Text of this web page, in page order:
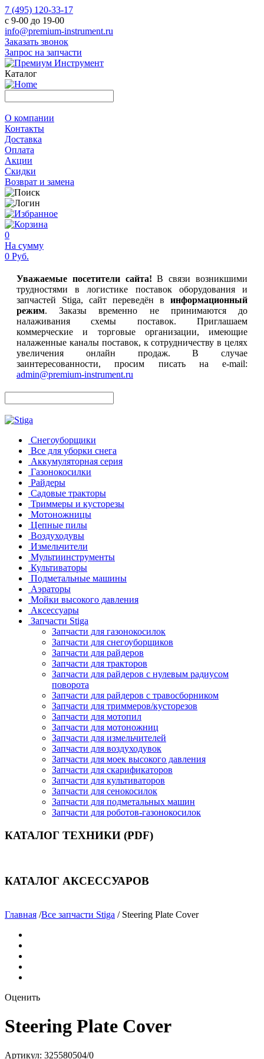
7 (495) 120-33-17
с 9-00 до 19-00
info@premium-instrument.ru
Заказать звонок
Запрос на запчасти
Каталог
О компании
Контакты
Доставка
Оплата
Акции
Скидки
Возврат и замена
0
На сумму
0 Руб.
Уважаемые посетители сайта! В связи возникшими
трудностями в логистике поставок оборудования и
запчастей Stiga, сайт переведён в информационный
режим. Заказы временно не принимаются до
налаживания схемы поставок. Приглашаем
коммерческие и торговые организации, имеющие
налаженные каналы поставок, к сотрудничеству в целях
увеличения онлайн продаж. В случае
заинтересованности, просим писать на e-mail:
admin@premium-instrument.ru
Снегоуборщики
Все для уборки снега
Аккумуляторная серия
Газонокосилки
Райдеры
Садовые тракторы
Триммеры и кусторезы
Мотоножницы
Цепные пилы
Воздуходувы
Измельчители
Мультиинструменты
Культиваторы
Подметальные машины
Аэраторы
Мойки высокого давления
Аксессуары
Запчасти Stiga
Запчасти для газонокосилок
Запчасти для снегоуборщиков
Запчасти для райдеров
Запчасти для тракторов
Запчасти для райдеров с нулевым радиусом
поворота
Запчасти для райдеров с травосборником
Запчасти для триммеров/кусторезов
Запчасти для мотопил
Запчасти для мотоножниц
Запчасти для измельчителей
Запчасти для воздуходувок
Запчасти для моек высокого давления
Запчасти для скарификаторов
Запчасти для культиваторов
Запчасти для сенокосилок
Запчасти для подметальных машин
Запчасти для роботов-газонокосилок
КАТАЛОГ ТЕХНИКИ (PDF)
КАТАЛОГ АКСЕССУАРОВ
Главная /Все запчасти Stiga / Steering Plate Cover
Оценить
Steering Plate Cover
Артикул: 325580504/0